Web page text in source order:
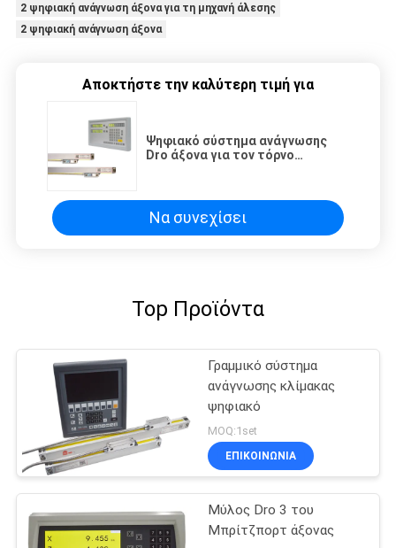
2 ψηφιακή ανάγνωση άξονα για τη μηχανή άλεσης
2 ψηφιακή ανάγνωση άξονα
Αποκτήστε την καλύτερη τιμή για
Ψηφιακό σύστημα ανάγνωσης
Dro άξονα για τον τόρνο
Να συνεχίσει
Top Προϊόντα
Γραμμικό σύστημα
ανάγνωσης κλίμακας
ψηφιακό
MOQ:1set
ΕΠΙΚΟΙΝΩΝΙΑ
Μύλος Dro 3 του
Μπρίτζπορτ άξονας